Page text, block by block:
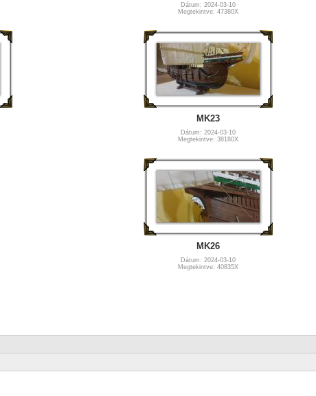
Dátum: 2024-03-10
Megtekintve: 47380X
MK23
Dátum: 2024-03-10
Megtekintve: 38180X
MK26
Dátum: 2024-03-10
Megtekintve: 40835X